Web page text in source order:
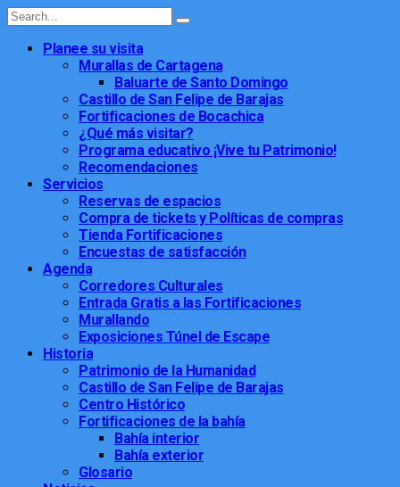
Planee su visita
Murallas de Cartagena
Baluarte de Santo Domingo
Castillo de San Felipe de Barajas
Fortificaciones de Bocachica
¿Qué más visitar?
Programa educativo ¡Vive tu Patrimonio!
Recomendaciones
Servicios
Reservas de espacios
Compra de tickets y Políticas de compras
Tienda Fortificaciones
Encuestas de satisfacción
Agenda
Corredores Culturales
Entrada Gratis a las Fortificaciones
Murallando
Exposiciones Túnel de Escape
Historia
Patrimonio de la Humanidad
Castillo de San Felipe de Barajas
Centro Histórico
Fortificaciones de la bahía
Bahía interior
Bahía exterior
Glosario